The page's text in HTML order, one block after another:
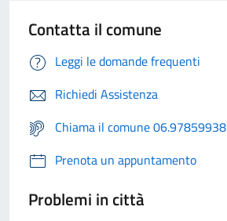
Contatta il comune
Leggi le domande frequenti
Richiedi Assistenza
Chiama il comune 06.97859938
Prenota un appuntamento
Problemi in città